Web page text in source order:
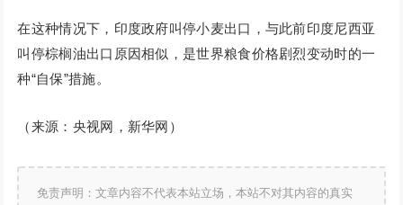
在这种情况下，印度政府叫停小麦出口，与此前印度尼西亚
叫停棕榈油出口原因相似，是世界粮食价格剧烈变动时的一
种“自保”措施。
（来源：央视网，新华网）
免责声明：文章内容不代表本站立场，本站不对其内容的真实